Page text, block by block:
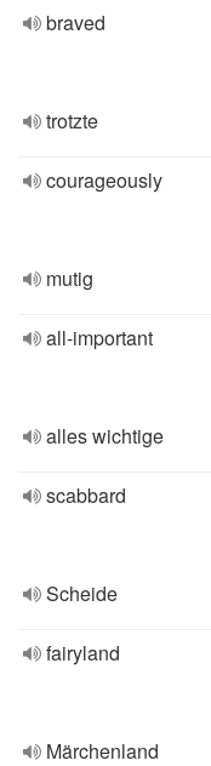
braved
trotzte
courageously
mutig
all-important
alles wichtige
scabbard
Scheide
fairyland
Märchenland